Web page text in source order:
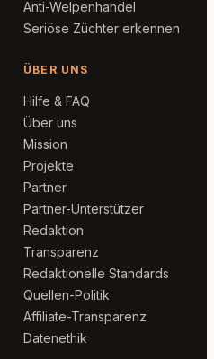
Anti-Welpenhandel
Seriöse Züchter erkennen
ÜBER UNS
Hilfe & FAQ
Über uns
Mission
Projekte
Partner
Partner-Unterstützer
Redaktion
Transparenz
Redaktionelle Standards
Quellen-Politik
Affiliate-Transparenz
Datenethik